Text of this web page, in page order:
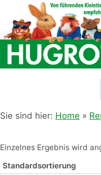
Inhalt
springen
Sie sind hier: Home »
Einzelnes Ergebnis wird